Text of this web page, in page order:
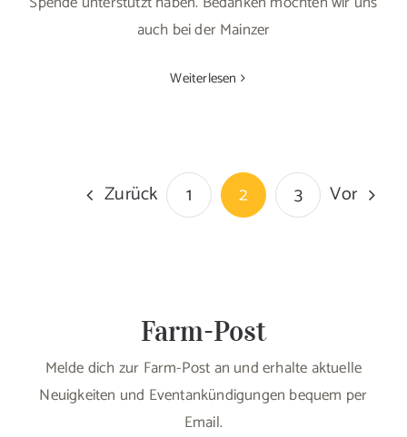
auch bei der Mainzer
Weiterlesen
Zurück 1 2 3 Vor
Farm-Post
Melde dich zur Farm-Post an und erhalte aktuelle
Neuigkeiten und Eventankündigungen bequem per
Email.